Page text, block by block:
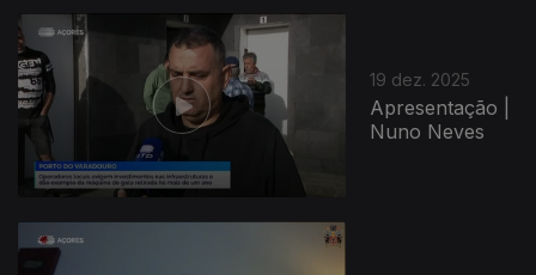
19 dez. 2025
Apresentação |
Nuno Neves